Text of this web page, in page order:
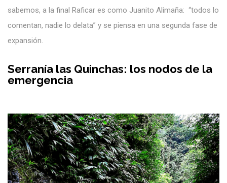
sabemos, a la final Raficar es como Juanito Alimaña: “todos lo
comentan, nadie lo delata” y se piensa en una segunda fase de
expansión.
Serranía las Quinchas: los nodos de la
emergencia